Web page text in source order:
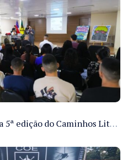
Sejusc participa da 5ª edição do Caminhos Literários com foco na cultura hip-hop nas unidades socioeducativas